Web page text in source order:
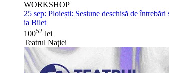
WORKSHOP
25 sep: Ploiești: Sesiune deschisă de
ia Bilet
10052 lei
Teatrul Naţiei